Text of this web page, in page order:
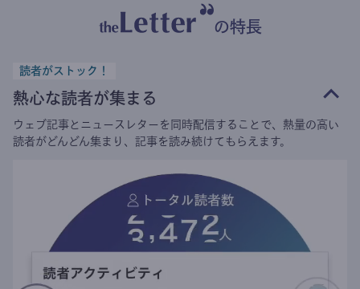
の特長
読者がストック！
熱心な読者が集まる
ウェブ記事とニュースレターを同時配信することで、熱量の高い
読者がどんどん集まり、記事を読み続けてもらえます。